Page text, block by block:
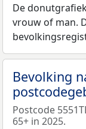
De
vrouw of man.
Bevolking
Postcode
65+ in 2025.